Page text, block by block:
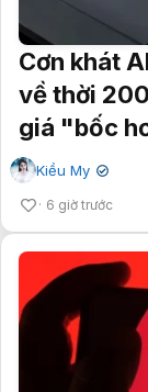
Cơn khát
về thời
giá "bốc
Kiều My ✔
6 giờ trước